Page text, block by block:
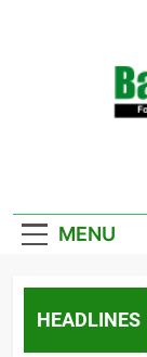
MENU
HEADLINES
बंजारो का
(Migration
4 Years Ago